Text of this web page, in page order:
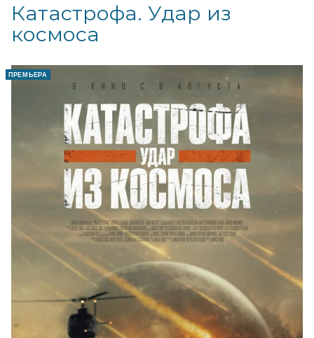
Катастрофа. Удар из
космоса
ПРЕМЬЕРА